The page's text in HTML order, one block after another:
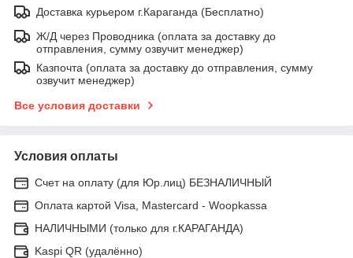
Доставка курьером г.Караганда (Бесплатно)
Ж/Д через Проводника (оплата за доставку до
отправления, сумму озвучит менеджер)
Казпочта (оплата за доставку до отправления, сумму
озвучит менеджер)
Все условия доставки
Условия оплаты
Счет на оплату (для Юр.лиц) БЕЗНАЛИЧНЫЙ
Оплата картой Visa, Mastercard - Woopkassa
НАЛИЧНЫМИ (только для г.КАРАГАНДА)
Kaspi QR (удалённо)